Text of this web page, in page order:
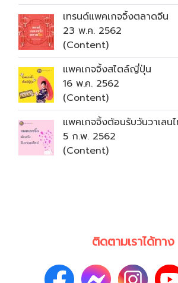
เทรนด์แพคเกจจิ้งตลาดจีน
23 พ.ค. 2562
(Content)
แพคเกจจิ้งสไตล์ญี่ปุ่น
16 พ.ค. 2562
(Content)
แพคเกจจิ้งต้อนรับวันวาเลน
5 ก.พ. 2562
(Content)
ติดตามเราได้ทาง